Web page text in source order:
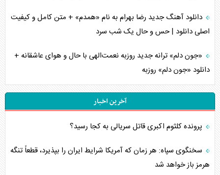
دانلود آهنگ جدید رضا بهرام به نام «همدم» + متن کامل و کیفیت
اصلی دانلود | حس و حال یک شب سرد
«جون دلم» ترانه جدید روزبه نعمت‌الهی با حال و هوای عاشقانه +
دانلود «جون دلم» روزبه
آخرین اخبار
پرونده کلثوم اکبری قاتل سریالی به کجا رسید؟
سخنگوی سپاه: هر زمان که آمریکا شرایط ایران را بپذیرد، قطعاً تنگه
هرمز باز خواهد شد